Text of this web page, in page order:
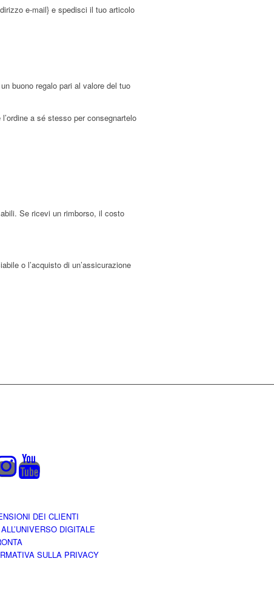
e-mail} e spedisci il tuo articolo
buono regalo pari al valore del tuo
a sé stesso per consegnartelo
Se ricevi un rimborso, il costo
o l’acquisto di un’assicurazione
DEI CLIENTI
DIGITALE
SULLA PRIVACY